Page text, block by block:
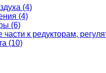
(4)
(4)
(6)
к редукторам,
(10)